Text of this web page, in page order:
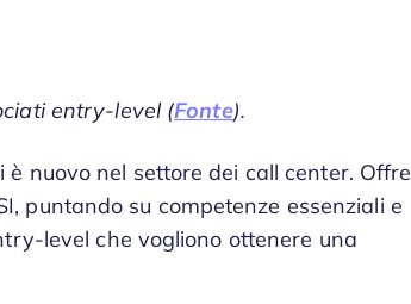
entry-level (Fonte).
nuovo nel settore dei call center. Offre
puntando su competenze essenziali e
level che vogliono ottenere una